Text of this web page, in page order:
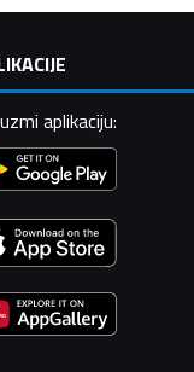
aplikaciju: